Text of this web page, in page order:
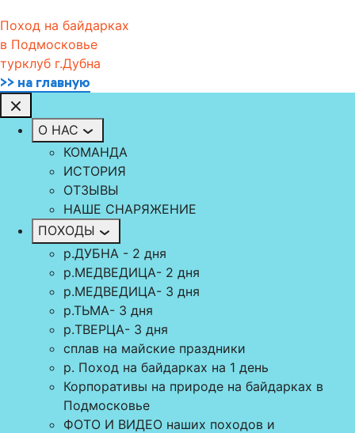
Поход на байдарках
в Подмосковье
турклуб г.Дубна
>> на главную
О НАС
КОМАНДА
ИСТОРИЯ
ОТЗЫВЫ
НАШЕ СНАРЯЖЕНИЕ
ПОХОДЫ
р.ДУБНА - 2 дня
р.МЕДВЕДИЦА- 2 дня
р.МЕДВЕДИЦА- 3 дня
р.ТЬМА- 3 дня
р.TВЕРЦА- 3 дня
сплав на майские праздники
р. Поход на байдарках на 1 день
Корпоративы на природе на байдарках в
Подмосковье
ФОТО И ВИДЕО наших походов и